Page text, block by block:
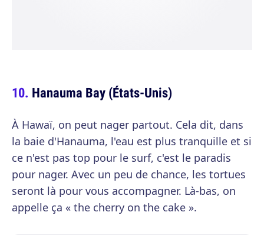
Hanauma Bay (États-Unis)
À Hawaï, on peut nager partout. Cela dit, dans
la baie d'Hanauma, l'eau est plus tranquille et si
ce n'est pas top pour le surf, c'est le paradis
pour nager. Avec un peu de chance, les tortues
seront là pour vous accompagner. Là-bas, on
appelle ça « the cherry on the cake ».